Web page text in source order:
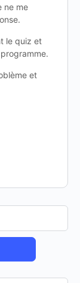
ne me
le quiz et
et